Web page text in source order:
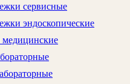
сервисные
эндоскопические
медицинские